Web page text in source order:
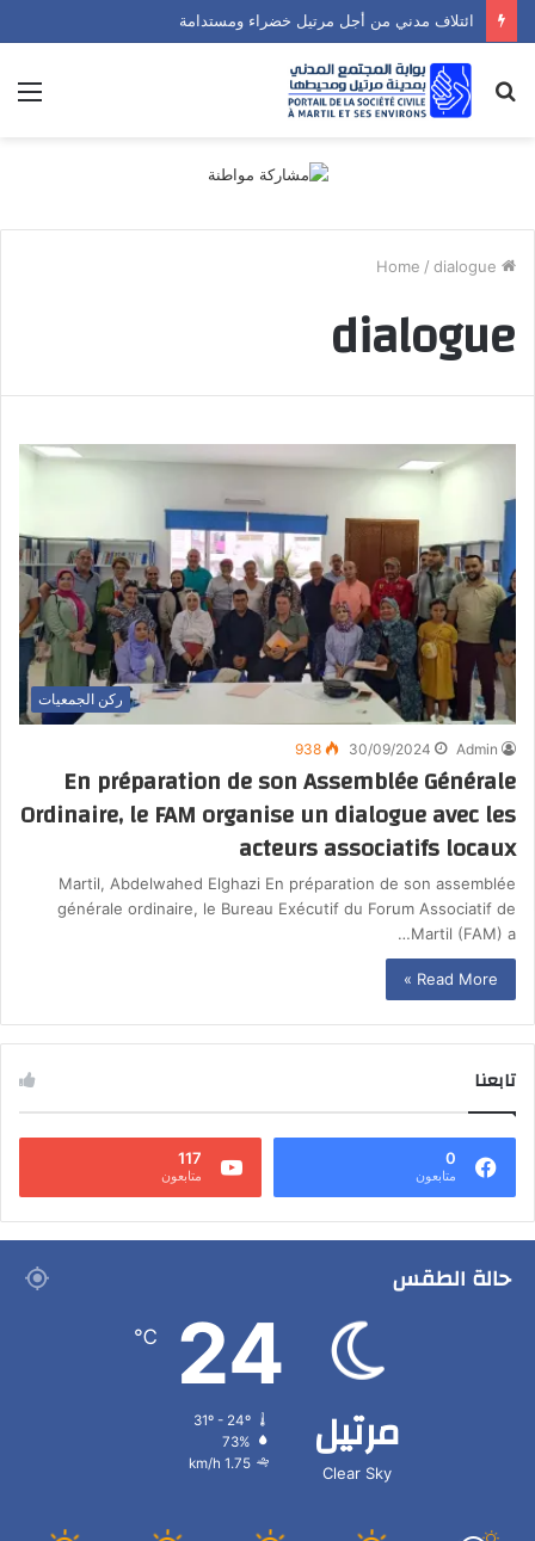
ائتلاف مدني من أجل مرتيل خضراء ومستدامة
Search
for
/ dialogue
dialogue
ركن الجمعيات
Admin
30/09/2024
938
En préparation de son Assemblée Générale
Ordinaire, le FAM organise un dialogue avec les
acteurs associatifs locaux
Martil, Abdelwahed Elghazi En préparation de son assemblée
générale ordinaire, le Bureau Exécutif du Forum Associatif de
Martil (FAM) a…
Read More »
تابعنا
0
متابعون
117
متابعون
حالة الطقس
مرتيل
Clear Sky
24
℃
31º - 24º
73%
1.75 km/h